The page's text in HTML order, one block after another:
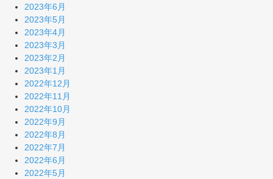
2023年6月
2023年5月
2023年4月
2023年3月
2023年2月
2023年1月
2022年12月
2022年11月
2022年10月
2022年9月
2022年8月
2022年7月
2022年6月
2022年5月